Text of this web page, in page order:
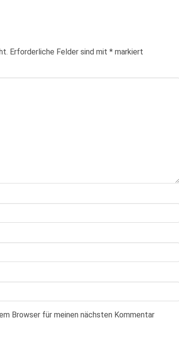
Erforderliche Felder sind mit * markiert
Browser für meinen nächsten Kommentar